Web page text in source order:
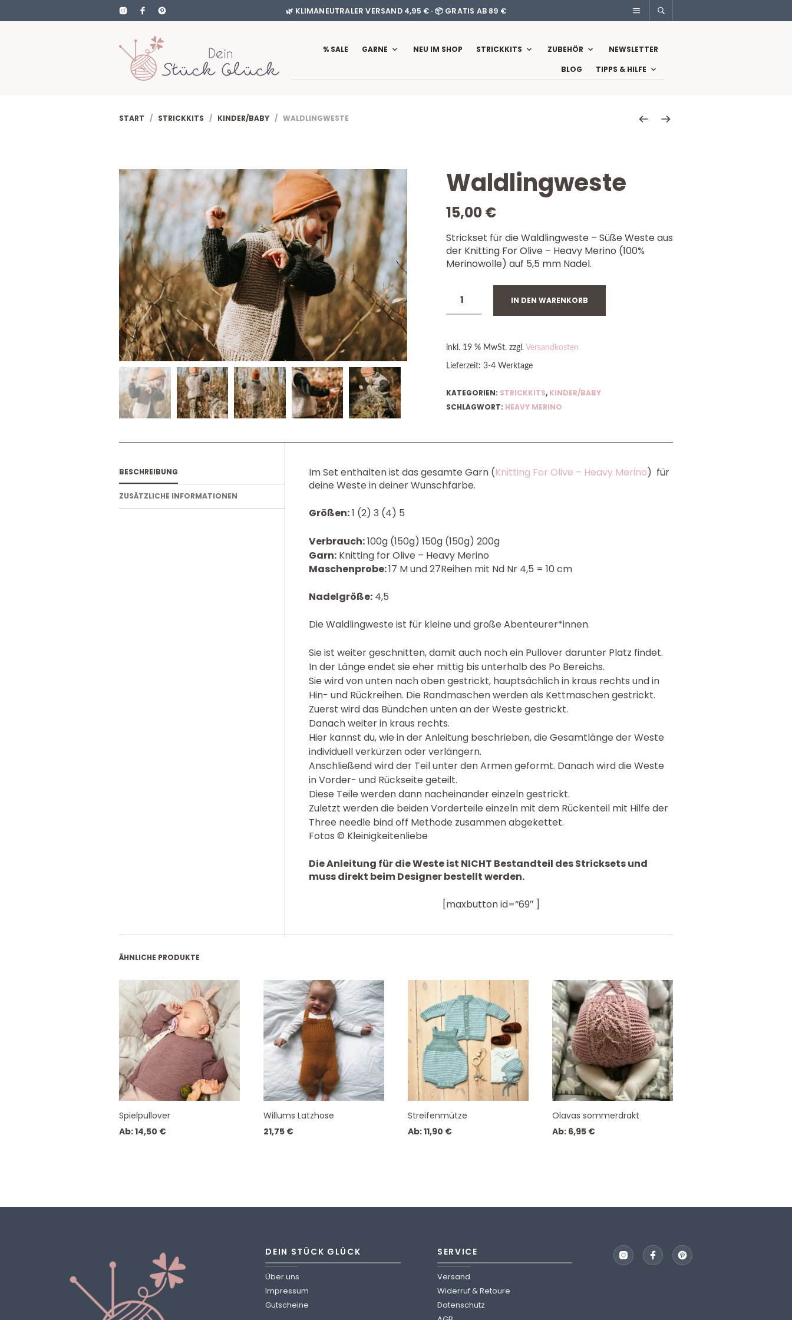
🌿 KLIMANEUTRALER VERSAND 4,95 € · 📦 GRATIS AB 89 €
% SALE GARNE NEU IM SHOP STRICKKITS ZUBEHÖR
NEWSLETTER
BLOG
TIPPS & HILFE
START / STRICKKITS / KINDER/BABY / WALDLINGWESTE
Waldlingweste
15,00€
Strickset für die Waldlingweste – Süße Weste aus
der Knitting For Olive – Heavy Merino (100%
Merinowolle) auf 5,5 mm Nadel.
IN DEN WARENKORB
inkl. 19 % MwSt. zzgl. Versandkosten
Lieferzeit: 3-4 Werktage
KATEGORIEN: STRICKKITS, KINDER/BABY
SCHLAGWORT: HEAVY MERINO
BESCHREIBUNG
ZUSÄTZLICHE INFORMATIONEN
Im Set enthalten ist das gesamte Garn (Knitting For Olive – Heavy Merino) für
deine Weste in deiner Wunschfarbe.
Größen:1 (2) 3 (4) 5
Verbrauch:100g (150g) 150g (150g) 200g
Garn: Knitting for Olive – Heavy Merino
Maschenprobe:17 M und 27Reihen mit Nd Nr 4,5 = 10 cm
Nadelgröße: 4,5
Die Waldlingweste ist für kleine und große Abenteurer*innen.
Sie ist weiter geschnitten, damit auch noch ein Pullover darunter Platz findet.
In der Länge endet sie eher mittig bis unterhalb des Po Bereichs.
Sie wird von unten nach oben gestrickt, hauptsächlich in kraus rechts und in
Hin- und Rückreihen. Die Randmaschen werden als Kettmaschen gestrickt.
Zuerst wird das Bündchen unten an der Weste gestrickt.
Danach weiter in kraus rechts.
Hier kannst du, wie in der Anleitung beschrieben, die Gesamtlänge der Weste
individuell verkürzen oder verlängern.
Anschließend wird der Teil unter den Armen geformt. Danach wird die Weste
in Vorder- und Rückseite geteilt.
Diese Teile werden dann nacheinander einzeln gestrickt.
Zuletzt werden die beiden Vorderteile einzeln mit dem Rückenteil mit Hilfe der
Three needle bind off Methode zusammen abgekettet.
Fotos © Kleinigkeitenliebe
Die Anleitung für die Weste ist NICHT Bestandteil des Stricksets und
muss direkt beim Designer bestellt werden.
[maxbutton id=“69″ ]
ÄHNLICHE PRODUKTE
Spielpullover
Ab:14,50 €
Willums Latzhose
21,75 €
Streifenmütze
Ab:11,90 €
Olavas sommerdrakt
Ab: 6,95 €
DEIN STÜCK GLÜCK
Über uns
Impressum
Gutscheine
SERVICE
Versand
Widerruf & Retoure
Datenschutz